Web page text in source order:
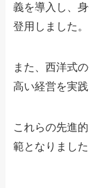
義を導入し、
登用しました。
また、西洋式
高い経営を実践
これらの先進
範となりました